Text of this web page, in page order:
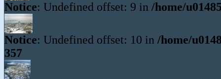
Notice: Undefined offset: 9 in /home/
Notice: Undefined offset: 10 in /home/
357